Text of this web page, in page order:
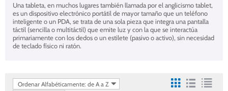
Una tableta, en muchos lugares también llamada por el anglicismo tablet,​
es un dispositivo electrónico portátil de mayor tamaño que un teléfono
inteligente o un PDA, se trata de una sola pieza que integra​ una pantalla
táctil (sencilla o multitáctil) que emite luz y con la que se interactúa
primariamente con los dedos o un estilete (pasivo o activo), sin necesidad
de teclado físico ni ratón.
Ordenar Alfabéticamente: de A a Z